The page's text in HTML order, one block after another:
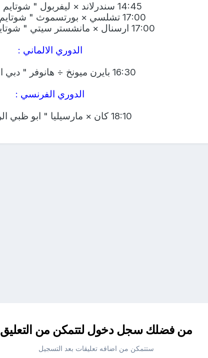
14:45 سندرلاند × ليفربول " شوتايم سبورت 1 "
17:00 تشلسي × بورتسموث " شوتايم سبورت 1 "
17:00 ارسنال × مانشستر سيتي " شوتايم سبورت 3 "
الدوري الالماني :
16:30 بايرن ميونخ ÷ هانوفر " دبي الرياضية "
الدوري الفرنسي :
18:10 كان × مارسيليا " ابو ظبي الرياضية "
من فضلك سجل دخول لتتمكن من التعليق
ستتمكن من اضافه تعليقات بعد التسجيل